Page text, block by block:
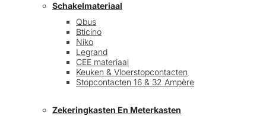
Schakelmateriaal
Qbus
Bticino
Niko
Legrand
CEE materiaal
Keuken & Vloerstopcontacten
Stopcontacten 16 & 32 Ampère
Zekeringkasten En Meterkasten